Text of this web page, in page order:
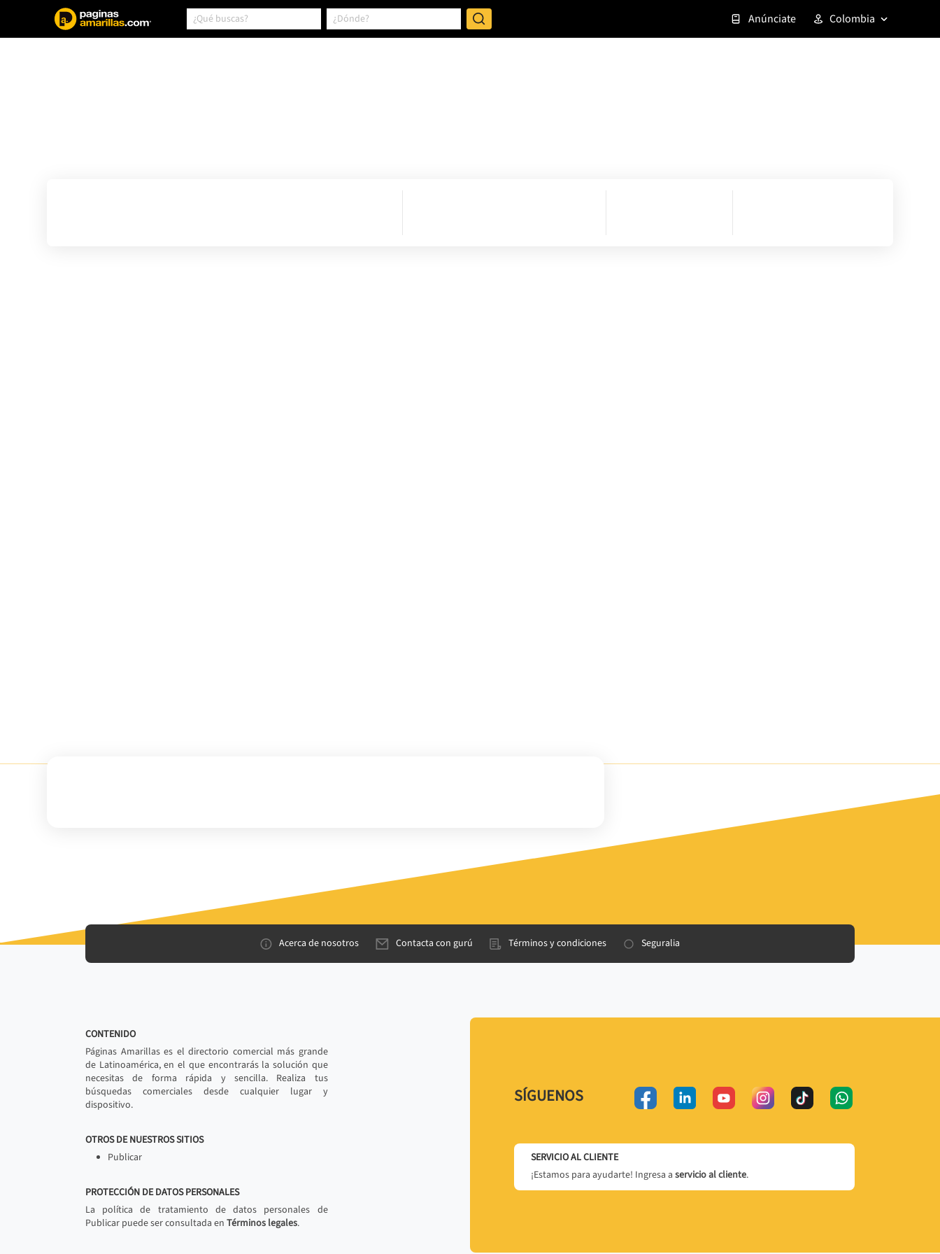
Anúnciate Colombia
Acerca de nosotros Contacta con gurú Términos y condiciones Seguralia
CONTENIDO
Páginas Amarillas es el directorio comercial más grande
de Latinoamérica, en el que encontrarás la solución que
necesitas de forma rápida y sencilla. Realiza tus
búsquedas comerciales desde cualquier lugar y
dispositivo.
OTROS DE NUESTROS SITIOS
Publicar
PROTECCIÓN DE DATOS PERSONALES
La política de tratamiento de datos personales de
Publicar puede ser consultada en Términos legales.
SÍGUENOS
SERVICIO AL CLIENTE
¡Estamos para ayudarte! Ingresa a servicio al cliente.